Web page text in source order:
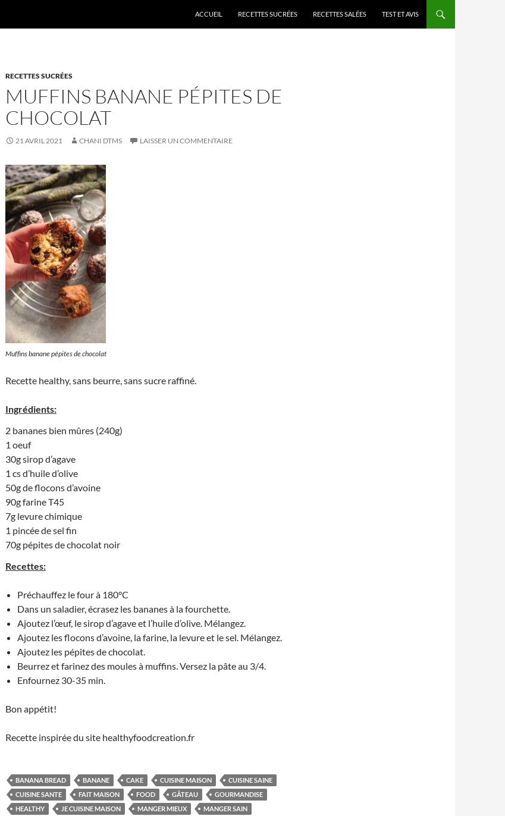
ACCUEIL RECETTES SUCRÉES RECETTES SALÉES TEST ET AVIS
RECETTES SUCRÉES
MUFFINS BANANE PÉPITES DE
CHOCOLAT
21 AVRIL 2021 CHANI DTMS LAISSER UN COMMENTAIRE
Muffins banane pépites de chocolat
Recette healthy, sans beurre, sans sucre raffiné.
Ingrédients:
2 bananes bien mûres (240g)
1 oeuf
30g sirop d’agave
1 cs d’huile d’olive
50g de flocons d’avoine
90g farine T45
7g levure chimique
1 pincée de sel fin
70g pépites de chocolat noir
Recettes:
Préchauffez le four à 180°C
Dans un saladier, écrasez les bananes à la fourchette.
Ajoutez l’œuf, le sirop d’agave et l’huile d’olive. Mélangez.
Ajoutez les flocons d’avoine, la farine, la levure et le sel. Mélangez.
Ajoutez les pépites de chocolat.
Beurrez et farinez des moules à muffins. Versez la pâte au 3/4.
Enfournez 30-35 min.
Bon appétit!
Recette inspirée du site healthyfoodcreation.fr
BANANA BREAD BANANE CAKE CUISINE MAISON
CUISINE SAINE
CUISINE SANTE
FAIT MAISON FOOD GÂTEAU
GOURMANDISE
HEALTHY
JE CUISINE MAISON MANGER MIEUX
MANGER SAIN